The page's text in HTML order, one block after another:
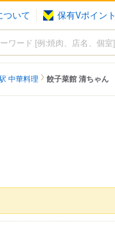
ついて 保有Vポイント
中華料理 餃子菜館 清ちゃん